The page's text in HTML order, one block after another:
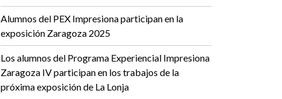
Alumnos del PEX Impresiona participan en la
exposición Zaragoza 2025
Los alumnos del Programa Experiencial Impresiona
Zaragoza IV participan en los trabajos de la
próxima exposición de La Lonja